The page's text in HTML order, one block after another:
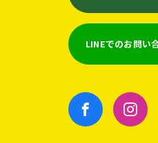
LINEでのお問い